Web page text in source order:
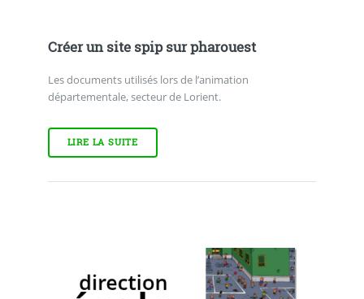
Créer un site spip sur pharouest
Les documents utilisés lors de l’animation
départementale, secteur de Lorient.
LIRE LA SUITE